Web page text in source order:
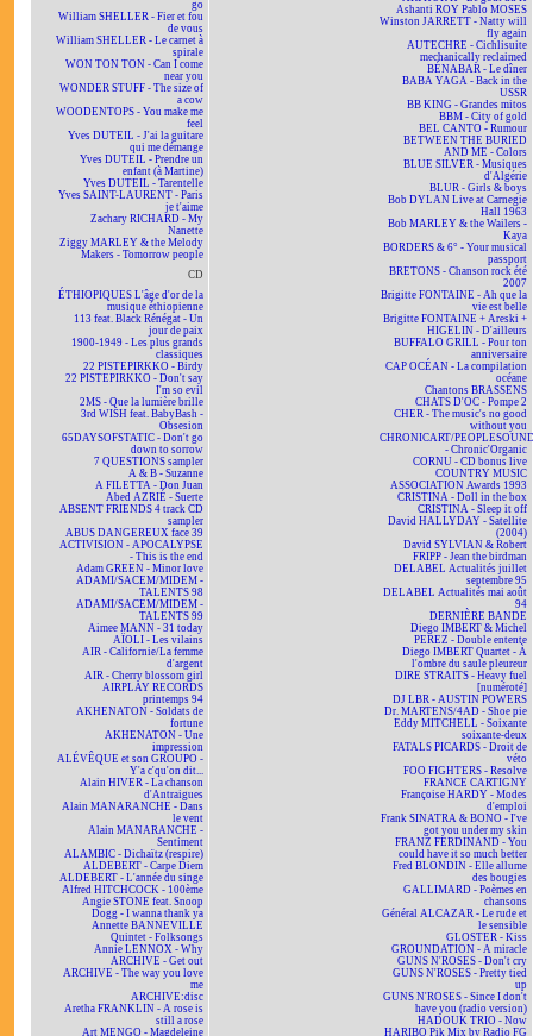
go
William SHELLER - Fier et fou
de vous
William SHELLER - Le carnet à
spirale
WON TON TON - Can I come
near you
WONDER STUFF - The size of
a cow
WOODENTOPS - You make me
feel
Yves DUTEIL - J'ai la guitare
qui me démange
Yves DUTEIL - Prendre un
enfant (à Martine)
Yves DUTEIL - Tarentelle
Yves SAINT-LAURENT - Paris
je t'aime
Zachary RICHARD - My
Nanette
Ziggy MARLEY & the Melody
Makers - Tomorrow people
CD
ÉTHIOPIQUES L'âge d'or de la
musique éthiopienne
113 feat. Black Rénégat - Un
jour de paix
1900-1949 - Les plus grands
classiques
22 PISTEPIRKKO - Birdy
22 PISTEPIRKKO - Don't say
I'm so evil
2MS - Que la lumière brille
3rd WISH feat. BabyBash -
Obsesion
65DAYSOFSTATIC - Don't go
down to sorrow
7 QUESTIONS sampler
A & B - Suzanne
A FILETTA - Don Juan
Abed AZRIÉ - Suerte
ABSENT FRIENDS 4 track CD
sampler
ABUS DANGEREUX face 39
ACTIVISION - APOCALYPSE
- This is the end
Adam GREEN - Minor love
ADAMI/SACEM/MIDEM -
TALENTS 98
ADAMI/SACEM/MIDEM -
TALENTS 99
Aimee MANN - 31 today
AÏOLI - Les vilains
AIR - Californie/La femme
d'argent
AIR - Cherry blossom girl
AIRPLAY RECORDS
printemps 94
AKHENATON - Soldats de
fortune
AKHENATON - Une
impression
ALÉVÊQUE et son GROUPO -
Y'a c'qu'on dit...
Alain HIVER - La chanson
d'Antraigues
Alain MANARANCHE - Dans
le vent
Alain MANARANCHE -
Sentiment
ALAMBIC - Dichaïtz (respire)
ALDEBERT - Carpe Diem
ALDEBERT - L'année du singe
Alfred HITCHCOCK - 100ème
Angie STONE feat. Snoop
Dogg - I wanna thank ya
Annette BANNEVILLE
Quintet - Folksongs
Annie LENNOX - Why
ARCHIVE - Get out
ARCHIVE - The way you love
me
ARCHIVE:disc
Aretha FRANKLIN - A rose is
still a rose
Art MENGO - Magdeleine
Ashanti ROY Pablo MOSES
Winston JARRETT - Natty will
fly again
AUTECHRE - Cichlisuite
mechanically reclaimed
BÉNABAR - Le dîner
BABA YAGA - Back in the
USSR
BB KING - Grandes mitos
BBM - City of gold
BEL CANTO - Rumour
BETWEEN THE BURIED
AND ME - Colors
BLUE SILVER - Musiques
d'Algérie
BLUR - Girls & boys
Bob DYLAN Live at Carnegie
Hall 1963
Bob MARLEY & the Wailers -
Kaya
BORDERS & 6° - Your musical
passport
BRETONS - Chanson rock été
2007
Brigitte FONTAINE - Ah que la
vie est belle
Brigitte FONTAINE + Areski +
HIGELIN - D'ailleurs
BUFFALO GRILL - Pour ton
anniversaire
CAP OCÉAN - La compilation
océane
Chantons BRASSENS
CHATS D'OC - Pompe 2
CHER - The music's no good
without you
CHRONICART/
- Chronic'Organic
CORNU - CD bonus live
COUNTRY MUSIC
ASSOCIATION Awards 1993
CRISTINA - Doll in the box
CRISTINA - Sleep it off
David HALLYDAY - Satellite
(2004)
David SYLVIAN & Robert
FRIPP - Jean the birdman
DELABEL Actualités juillet
septembre 95
DELABEL Actualités mai août
94
DERNIÈRE BANDE
Diego IMBERT & Michel
PEREZ - Double entente
Diego IMBERT Quartet - À
l'ombre du saule pleureur
DIRE STRAITS - Heavy fuel
[numéroté]
DJ LBR - AUSTIN POWERS
Dr. MARTENS/4AD - Shoe pie
Eddy MITCHELL - Soixante
soixante-deux
FATALS PICARDS - Droit de
véto
FOO FIGHTERS - Resolve
FRANCE CARTIGNY
Françoise HARDY - Modes
d'emploi
Frank SINATRA & BONO - I've
got you under my skin
FRANZ FERDINAND - You
could have it so much better
Fred BLONDIN - Elle allume
des bougies
GALLIMARD - Poèmes en
chansons
Général ALCAZAR - Le rude et
le sensible
GLOSTER - Kiss
GROUNDATION - A miracle
GUNS N'ROSES - Don't cry
GUNS N'ROSES - Pretty tied
up
GUNS N'ROSES - Since I don't
have you (radio version)
HADOUK TRIO - Now
HARIBO Pik Mix by Radio FG